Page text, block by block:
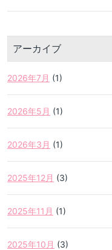
アーカイブ
2026年7月 (1)
2026年5月 (1)
2026年3月 (1)
2025年12月 (3)
2025年11月 (1)
2025年10月 (3)